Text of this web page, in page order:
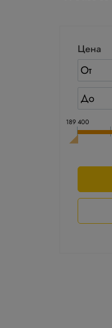
Цена
189 400